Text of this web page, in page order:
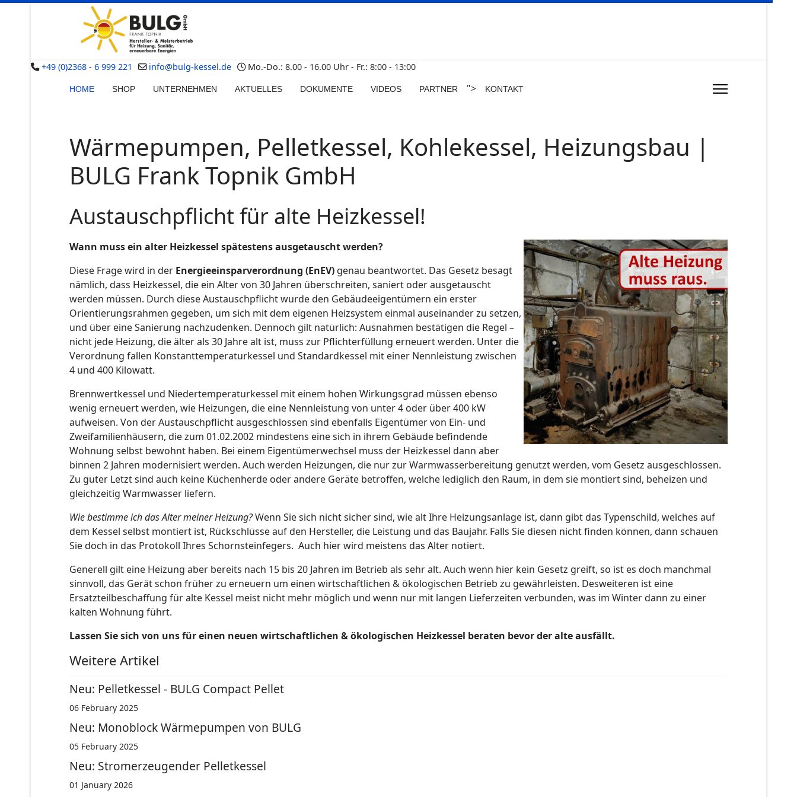
HOME SHOP UNTERNEHMEN AKTUELLES DOKUMENTE VIDEOS PARTNER "> KONTAKT
+49 (0)2368 - 6 999 221 info@bulg-kessel.de Mo.-Do.: 8.00 - 16.00 Uhr - Fr.: 8:00 - 13:00
Wärmepumpen, Pelletkessel, Kohlekessel, Heizungsbau |
BULG Frank Topnik GmbH
Austauschpflicht für alte Heizkessel!
Wann muss ein alter Heizkessel spätestens ausgetauscht werden?
Diese Frage wird in der Energieeinsparverordnung (EnEV) genau beantwortet. Das Gesetz besagt
nämlich, dass Heizkessel, die ein Alter von 30 Jahren überschreiten, saniert oder ausgetauscht
werden müssen. Durch diese Austauschpflicht wurde den Gebäudeeigentümern ein erster
Orientierungsrahmen gegeben, um sich mit dem eigenen Heizsystem einmal auseinander zu setzen,
und über eine Sanierung nachzudenken. Dennoch gilt natürlich: Ausnahmen bestätigen die Regel –
nicht jede Heizung, die älter als 30 Jahre alt ist, muss zur Pflichterfüllung erneuert werden. Unter die
Verordnung fallen Konstanttemperaturkessel und Standardkessel mit einer Nennleistung zwischen
4 und 400 Kilowatt.
Brennwertkessel und Niedertemperaturkessel mit einem hohen Wirkungsgrad müssen ebenso
wenig erneuert werden, wie Heizungen, die eine Nennleistung von unter 4 oder über 400 kW
aufweisen. Von der Austauschpflicht ausgeschlossen sind ebenfalls Eigentümer von Ein- und
Zweifamilienhäusern, die zum 01.02.2002 mindestens eine sich in ihrem Gebäude befindende
Wohnung selbst bewohnt haben. Bei einem Eigentümerwechsel muss der Heizkessel dann aber
binnen 2 Jahren modernisiert werden. Auch werden Heizungen, die nur zur Warmwasserbereitung genutzt werden, vom Gesetz ausgeschlossen.
Zu guter Letzt sind auch keine Küchenherde oder andere Geräte betroffen, welche lediglich den Raum, in dem sie montiert sind, beheizen und
gleichzeitig Warmwasser liefern.
Wie bestimme ich das Alter meiner Heizung?Wenn Sie sich nicht sicher sind, wie alt Ihre Heizungsanlage ist, dann gibt das Typenschild, welches auf
dem Kessel selbst montiert ist, Rückschlüsse auf den Hersteller, die Leistung und das Baujahr. Falls Sie diesen nicht finden können, dann schauen
Sie doch in das Protokoll Ihres Schornsteinfegers. Auch hier wird meistens das Alter notiert.
Generell gilt eine Heizung aber bereits nach 15 bis 20 Jahren im Betrieb als sehr alt. Auch wenn hier kein Gesetz greift, so ist es doch manchmal
sinnvoll, das Gerät schon früher zu erneuern um einen wirtschaftlichen & ökologischen Betrieb zu gewährleisten. Desweiteren ist eine
Ersatzteilbeschaffung für alte Kessel meist nicht mehr möglich und wenn nur mit langen Lieferzeiten verbunden, was im Winter dann zu einer
kalten Wohnung führt.
Lassen Sie sich von uns für einen neuen wirtschaftlichen & ökologischen Heizkessel beraten bevor der alte ausfällt.
Weitere Artikel
Neu: Pelletkessel - BULG Compact Pellet
06 February 2025
Neu: Monoblock Wärmepumpen von BULG
05 February 2025
Neu: Stromerzeugender Pelletkessel
01 January 2026